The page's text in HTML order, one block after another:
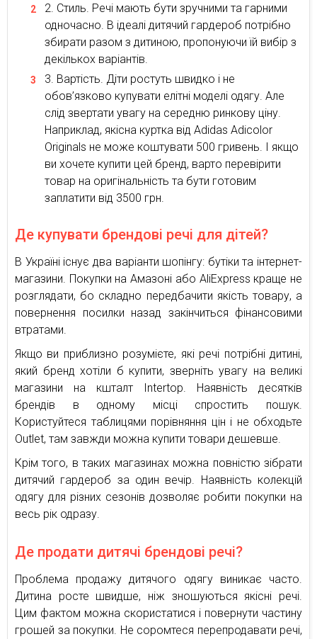
Стиль. Речі мають бути зручними та гарними
одночасно. В ідеалі дитячий гардероб потрібно
збирати разом з дитиною, пропонуючи їй вибір з
декількох варіантів.
Вартість. Діти ростуть швидко і не
обов’язково купувати елітні моделі одягу. Але
слід звертати увагу на середню ринкову ціну.
Наприклад, якісна куртка від Adidas Adicolor
Originals не може коштувати 500 гривень. І якщо
ви хочете купити цей бренд, варто перевірити
товар на оригінальність та бути готовим
заплатити від 3500 грн.
Де купувати брендові речі для дітей?
В Україні існує два варіанти шопінгу: бутіки та інтернет-
магазини. Покупки на Амазоні або AliExpress краще не
розглядати, бо складно передбачити якість товару, а
повернення посилки назад закінчиться фінансовими
втратами.
Якщо ви приблизно розумієте, які речі потрібні дитині,
який бренд хотіли б купити, зверніть увагу на великі
магазини на кшталт Intertop. Наявність десятків
брендів в одному місці спростить пошук.
Користуйтеся таблицями порівняння цін і не обходьте
Outlet, там завжди можна купити товари дешевше.
Крім того, в таких магазинах можна повністю зібрати
дитячий гардероб за один вечір. Наявність колекцій
одягу для різних сезонів дозволяє робити покупки на
весь рік одразу.
Де продати дитячі брендові речі?
Проблема продажу дитячого одягу виникає часто.
Дитина росте швидше, ніж зношуються якісні речі.
Цим фактом можна скористатися і повернути частину
грошей за покупки. Не соромтеся перепродавати речі,